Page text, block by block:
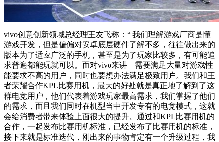
vivo创意创新领域总经理王友飞称：“ 我们理解游戏厂商是懂
游戏开发，但是偏偏对安卓底层硬件了解不多，往往做出来的
版本为了适应广泛的手机，甚至是为了玩家比较多，有可能追
求普遍都能玩就可以。而对vivo来讲，需要满足大量对游戏性
能要求不高的用户，同时也要想办法满足极致用户。我们和王
者荣耀合作KPL比赛用机，最大的好处就是真正地了解到了这
群电竞用户，他们代表着游戏玩家最高需求，我们掌握了他们
的需求，而且我们同时在机型当中开发专有的电竞模式，这就
会给消费者带来体验上面很大的提升。通过和KPL比赛用机的
合作，一起发布比赛用机标准，已经发布了比赛用机的标准，
接下来就是标准迭代，刚出来的事物肯定有一个升级过程，我